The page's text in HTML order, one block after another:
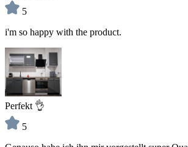
5
i'm so happy with the product.
Perfekt 👌
5